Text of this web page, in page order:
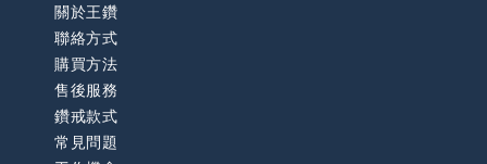
關於王鑽
聯絡方式
購買方法
售後服務
鑽戒款式
常見問題